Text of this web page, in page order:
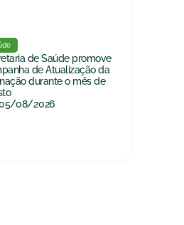
de Saúde promove
de Atualização da
durante o mês de
08/2026